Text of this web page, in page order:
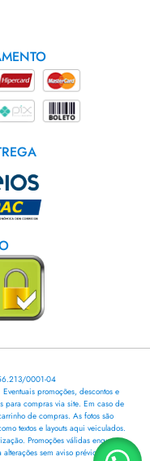
0001-04
promoções, descontos e
para compras via site. Em caso de
de compras. As fotos são
textos e layouts aqui veiculados.
Promoções válidas enquanto
sem aviso prévio.